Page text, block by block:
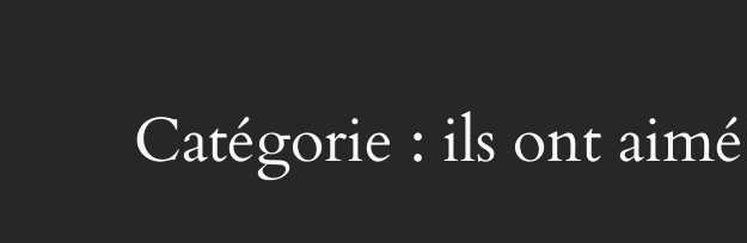
Catégorie : ils ont aimé